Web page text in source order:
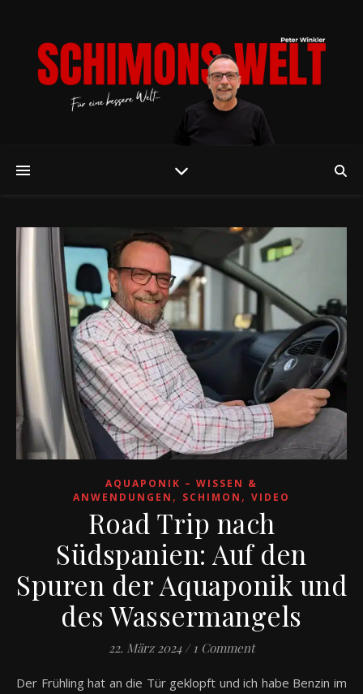
AQUAPONIK – WISSEN &
ANWENDUNGEN , SCHIMON , VIDEO
Road Trip nach
Südspanien: Auf den
Spuren der Aquaponik und
des Wassermangels
22. März 2024 / 1 Comment
Der Frühling hat an die Tür geklopft und ich habe Benzin im